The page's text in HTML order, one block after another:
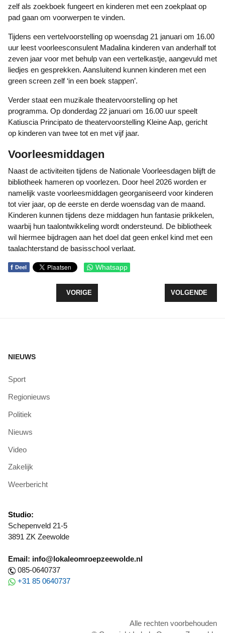
zelf als zoekboek fungeert en kinderen met een zoekplaat op
pad gaan om voorwerpen te vinden.
Tijdens een vertelvoorstelling op woensdag 21 januari om 16.00
uur leest voorleesconsulent Madalina kinderen van anderhalf tot
zeven jaar voor met behulp van een vertelkastje, aangevuld met
liedjes en gesprekken. Aansluitend kunnen kinderen met een
green screen zelf ‘in een boek stappen’.
Verder staat een muzikale theatervoorstelling op het
programma. Op donderdag 22 januari om 16.00 uur speelt
Katiuscia Principato de theatervoorstelling Kleine Aap, gericht
op kinderen van twee tot en met vijf jaar.
Voorleesmiddagen
Naast de activiteiten tijdens de Nationale Voorleesdagen blijft de
bibliotheek hameren op voorlezen. Door heel 2026 worden er
namelijk vaste voorleesmiddagen georganiseerd voor kinderen
tot vier jaar, op de eerste en derde woensdag van de maand.
Kinderen kunnen tijdens deze middagen hun fantasie prikkelen,
waarbij hun taalontwikkeling wordt ondersteund. De bibliotheek
wil hiermee bijdragen aan het doel dat geen enkel kind met een
taalachterstand de basisschool verlaat.
f Deel Whatsapp
VORIG ARTIKEL: OORKONDE VOOR WILCO VAN
VORIGE VOLGENDE
VOLGENDE
NIEUWS
Sport
Regionieuws
Politiek
Nieuws
Video
Zakelijk
Weerbericht
Studio:
Schepenveld 21-5
3891 ZK Zeewolde
Email: info@lokaleomroepzeewolde.nl
085-0640737
+31 85 0640737
Alle rechten voorbehouden